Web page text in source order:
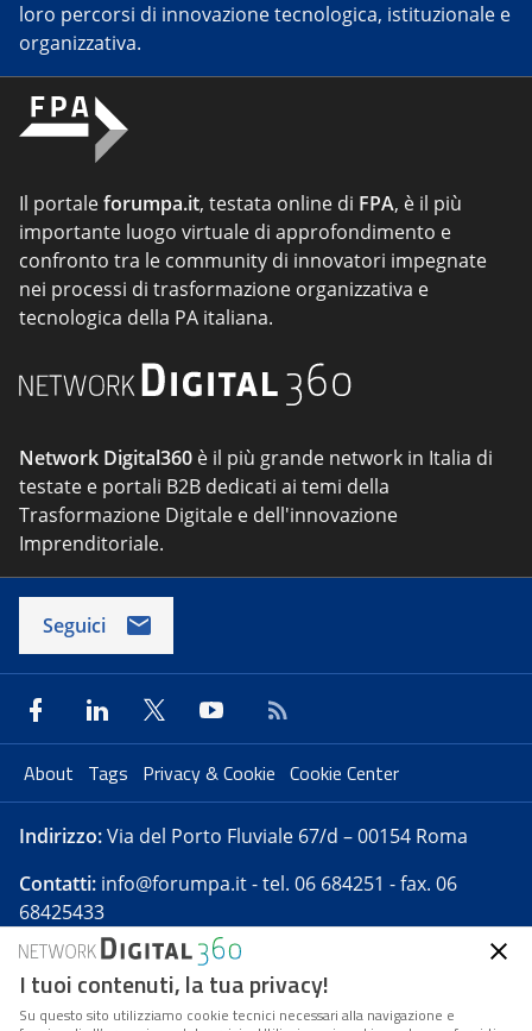
loro percorsi di innovazione tecnologica, istituzionale e
organizzativa.
Il portaleforumpa.it, testata online di FPA, è il più
importante luogo virtuale di approfondimento e
confronto tra le community di innovatori impegnate
nei processi di trasformazione organizzativa e
tecnologica della PA italiana.
Network Digital360 è il più grande network in Italia di
testate e portali B2B dedicati ai temi della
Trasformazione Digitale e dell'innovazione
Imprenditoriale.
Seguici
About Tags Privacy & Cookie Cookie Center
Indirizzo:Via del Porto Fluviale 67/d – 00154 Roma
Contatti: info@forumpa.it- tel. 06 684251 - fax. 06
68425433
Forumpa.itè una pubblicazione telematica iscritta
presso Registro della stampa del Tribunale di Roma -
I tuoi contenuti, la tua privacy!
Su questo sito utilizziamo cookie tecnici necessari alla navigazione e